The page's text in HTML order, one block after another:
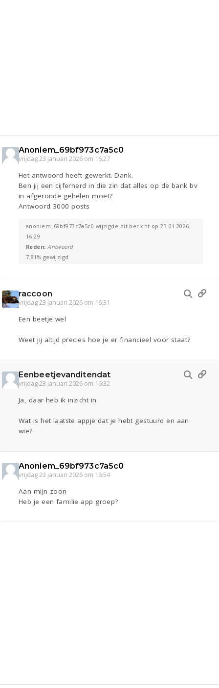
Anoniem_69bf973c7a5c0
vrijdag 23 januari 2026 om 16:27
Het antwoord heeft gewerkt. Dank.
Ben jij een cijfernerd in die zin dat alles op de bank bv
in afgeronde gehelen moet?
Antwoord 3000 posts
anoniem_69bf973c7a5c0 wijzigde dit bericht op 23-01-2026
16:29
Reden:Antwoord
7.81% gewijzigd
raccoon
vrijdag 23 januari 2026 om 16:31
Een beetje wel
Weet jij altijd precies hoe je er financieel voor staat?
Eenbeetjevanditendat
vrijdag 23 januari 2026 om 16:32
Ja, daar heb ik inzicht in.
Wat is het laatste appje dat je hebt gestuurd en aan
wie?
Anoniem_69bf973c7a5c0
vrijdag 23 januari 2026 om 16:54
Aan mijn zoon
Heb je een familie app groep?